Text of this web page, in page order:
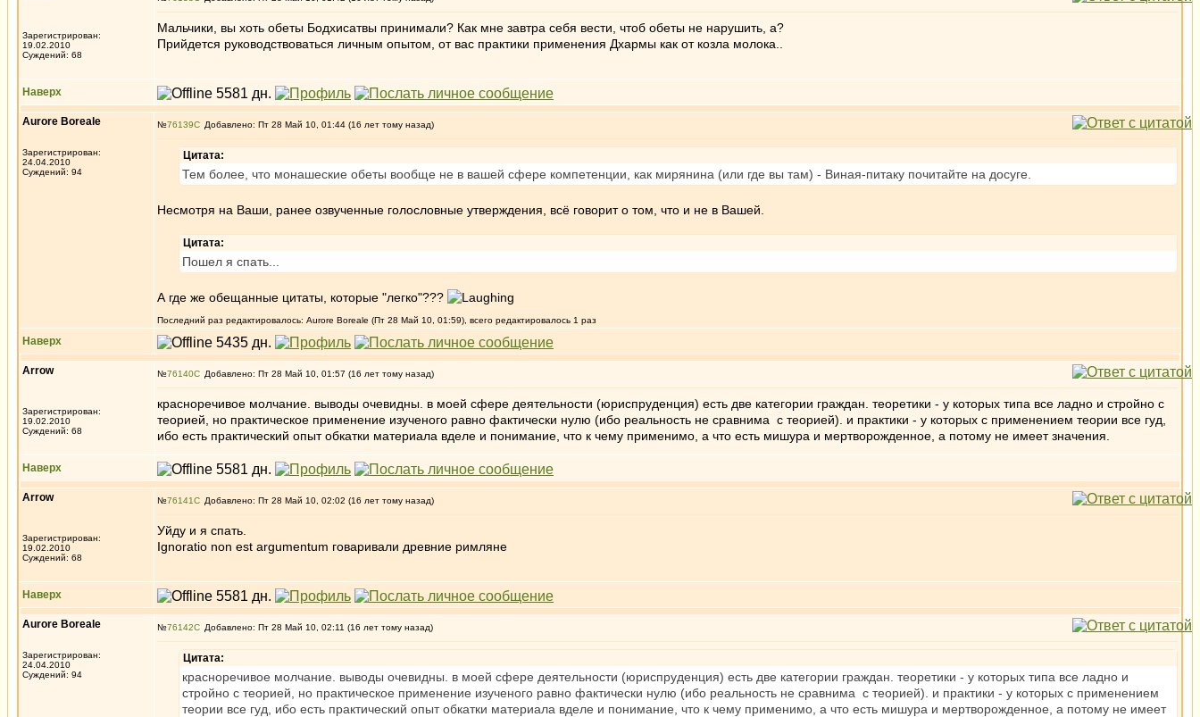
Зарегистрирован:
19.02.2010
Суждений: 68
Мальчики, вы хоть обеты Бодхисатвы принимали? Как мне завтра себя вести, чтоб обеты не нарушить, а?
Прийдется руководствоваться личным опытом, от вас практики применения Дхармы как от козла молока..
Наверх
Aurore Boreale
Зарегистрирован:
24.04.2010
Суждений: 94
№76139 Добавлено: Пт 28 Май 10, 01:44 (16 лет тому назад)
Цитата:
Тем более, что монашеские обеты вообще не в вашей сфере компетенции, как мирянина (или где вы там) - Виная-питаку почитайте на досуге.
Несмотря на Ваши, ранее озвученные голословные утверждения, всё говорит о том, что и не в Вашей.
Цитата:
Пошел я спать...
А где же обещанные цитаты, которые "легко"???
Последний раз редактировалось: Aurore Boreale (Пт 28 Май 10, 01:59), всего редактировалось 1 раз
Наверх
Arrow
Зарегистрирован:
19.02.2010
Суждений: 68
№76140 Добавлено: Пт 28 Май 10, 01:57 (16 лет тому назад)
красноречивое молчание. выводы очевидны. в моей сфере деятельности (юриспруденция) есть две категории граждан. теоретики - у которых типа все ладно и стройно с
теорией, но практическое применение изученого равно фактически нулю (ибо реальность не сравнима с теорией). и практики - у которых с применением теории все гуд,
ибо есть практический опыт обкатки материала вделе и понимание, что к чему применимо, а что есть мишура и мертворожденное, а потому не имеет значения.
Наверх
Arrow
Зарегистрирован:
19.02.2010
Суждений: 68
№76141 Добавлено: Пт 28 Май 10, 02:02 (16 лет тому назад)
Уйду и я спать.
Ignoratio non est argumentum говаривали древние римляне
Наверх
Aurore Boreale
Зарегистрирован:
24.04.2010
Суждений: 94
№76142 Добавлено: Пт 28 Май 10, 02:11 (16 лет тому назад)
Цитата:
красноречивое молчание. выводы очевидны. в моей сфере деятельности (юриспруденция) есть две категории граждан. теоретики - у которых типа все ладно и
стройно с теорией, но практическое применение изученого равно фактически нулю (ибо реальность не сравнима с теорией). и практики - у которых с применением
теории все гуд, ибо есть практический опыт обкатки материала вделе и понимание, что к чему применимо, а что есть мишура и мертворожденное, а потому не имеет